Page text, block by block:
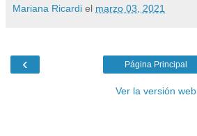
Mariana Ricardi el marzo 03, 2021
‹ Página Principal
Ver la versión web